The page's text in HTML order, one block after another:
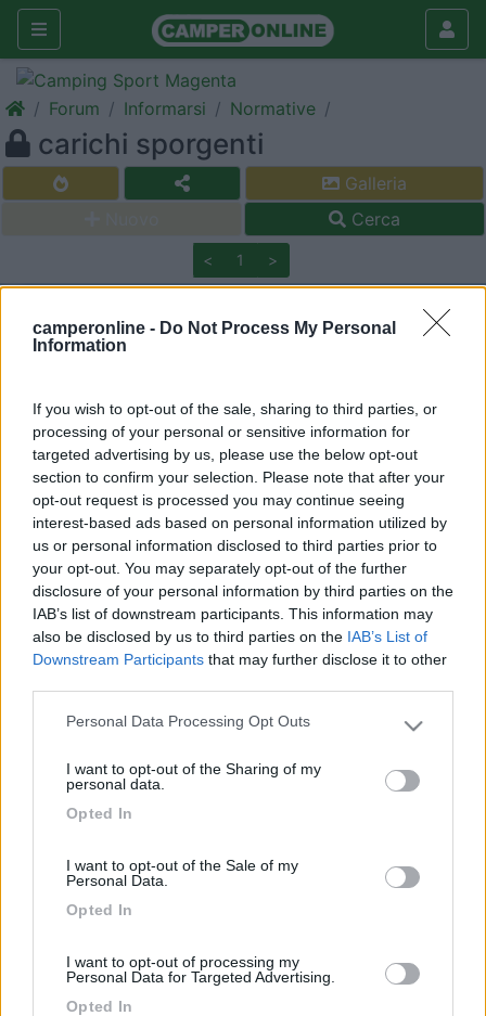
camperonline - Do Not Process My Personal
Information
If you wish to opt-out of the sale, sharing to third parties, or
processing of your personal or sensitive information for
targeted advertising by us, please use the below opt-out
section to confirm your selection. Please note that after your
opt-out request is processed you may continue seeing
interest-based ads based on personal information utilized by
us or personal information disclosed to third parties prior to
your opt-out. You may separately opt-out of the further
disclosure of your personal information by third parties on the
IAB’s list of downstream participants. This information may
also be disclosed by us to third parties on the IAB’s List of
Downstream Participants that may further disclose it to other
Please note that this website/app uses one or more Google
not limited to your visit or usage behaviour. You may click to
use your data for below specified purposes in below Google
Personal Data Processing Opt Outs
I want to opt-out of the Sharing of my
personal data.
Opted In
I want to opt-out of the Sale of my
Personal Data.
Opted In
I want to opt-out of processing my
Personal Data for Targeted Advertising.
Opted In
Forum Informarsi Normative
carichi sporgenti
Galleria
Cerca
< 1 >
130
chiuso sono circa 40cm fuori del profilo, aperto il doppio. le
domande sono: - è obbligatorio il cartello dei carihi anche col
portabici chiuso? - il telo delle bici nasconde parzialmente il
terzo stop (in alto), cioè una macchina dietro troppo vicina non
lo vede. posso avere problemi, se mi tamponano? - è vero che
se manca il cartello, oltre alla multa ti levano punti sulla
patente? grazie anticipate a chi mi risponde
teol
964
Inserito il30/06/2006 alle: 11:58:24
quote:Originally posted by spike58
ho un furgonato su ducato lungo 5,5m con portabici da 2.
domande sono: - e obbligatorio il cartello dei carihi anche col
quote: - il telo delle bici nasconde parzialmente il terzo stop (in
avere problemi, se mi tamponano? >
> non lo so, ma suppongo di si